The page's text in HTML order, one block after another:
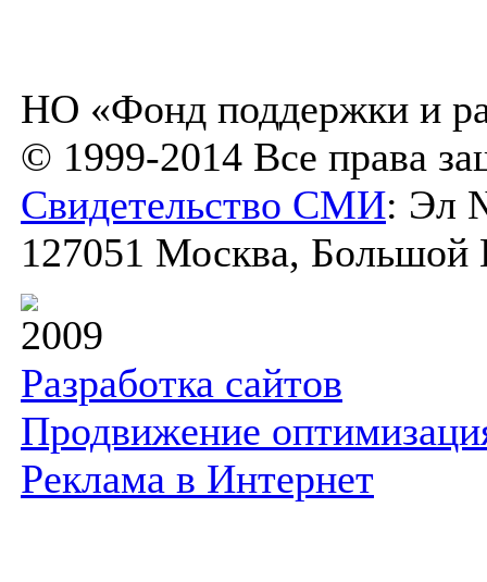
НО «Фонд поддержки и
© 1999-2014 Все права
Свидетельство СМИ: Эл
127051 Москва, Большой
2009
Разработка сайтов
Продвижение
Реклама в Интернет